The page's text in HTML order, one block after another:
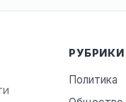
РУБРИКИ
Политика